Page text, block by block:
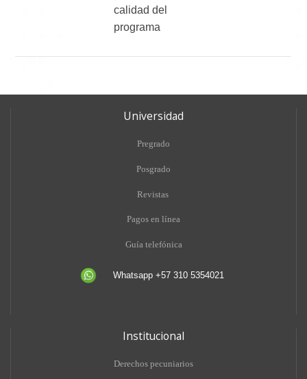
calidad del
programa
Universidad
Pregrado
Posgrado
Revistas
Pagos en línea
Guía telefónica
Whatsapp +57 310 5354021
Institucional
Derechos pecuniarios